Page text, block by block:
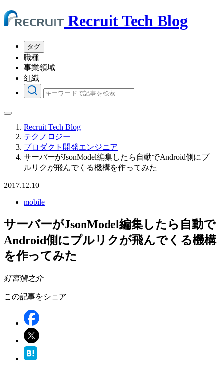
Recruit Tech Blog
タグ
職種
事業領域
組織
Recruit Tech Blog
テクノロジー
プロダクト開発エンジニア
サーバーがJsonModel編集したら自動でAndroid側にプ
ルリクが飛んでくる機構を作ってみた
2017.12.10
mobile
サーバーがJsonModel編集したら自動で
Android側にプルリクが飛んでくる機構
を作ってみた
釘宮愼之介
この記事をシェア